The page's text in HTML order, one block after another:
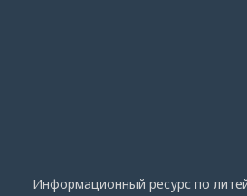
Информационный ресурс по